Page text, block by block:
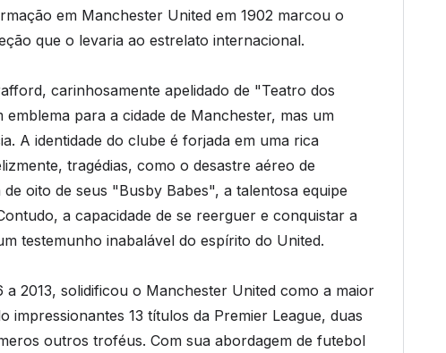
em Manchester United em 1902 marcou o
que o levaria ao estrelato internacional.
carinhosamente apelidado de "Teatro dos
para a cidade de Manchester, mas um
A identidade do clube é forjada em uma rica
tragédias, como o desastre aéreo de
oito de seus "Busby Babes", a talentosa equipe
a capacidade de se reerguer e conquistar a
testemunho inabalável do espírito do United.
2013, solidificou o Manchester United como a maior
13 títulos da Premier League, duas
outros troféus. Com sua abordagem de futebol